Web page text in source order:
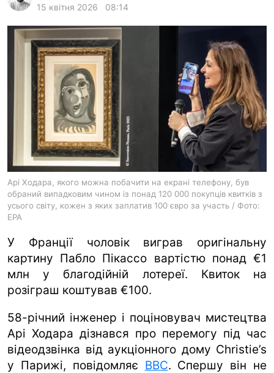
gambling
ru en
15 квітня 2026
08:14
Арі Ходара, якого можна побачити на екрані телефону, був
обраний випадковим чином із понад 120 000 покупців квитків з
усього світу, кожен з яких заплатив 100 євро за участь / Фото:
EPA
У Франції чоловік виграв оригінальну
картину Пабло Пікассо вартістю понад €1
млн у благодійній лотереї. Квиток на
розіграш коштував €100.
58-річний інженер і поціновувач мистецтва
Арі Ходара дізнався про перемогу під час
відеодзвінка від аукціонного дому Christie’s
у Парижі, повідомляє BBC. Спершу він не